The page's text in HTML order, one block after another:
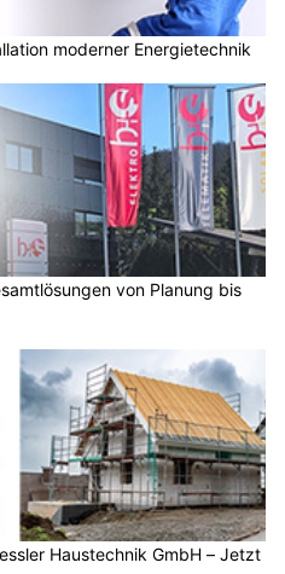
moderner Energietechnik
von Planung bis
Haustechnik GmbH – Jetzt